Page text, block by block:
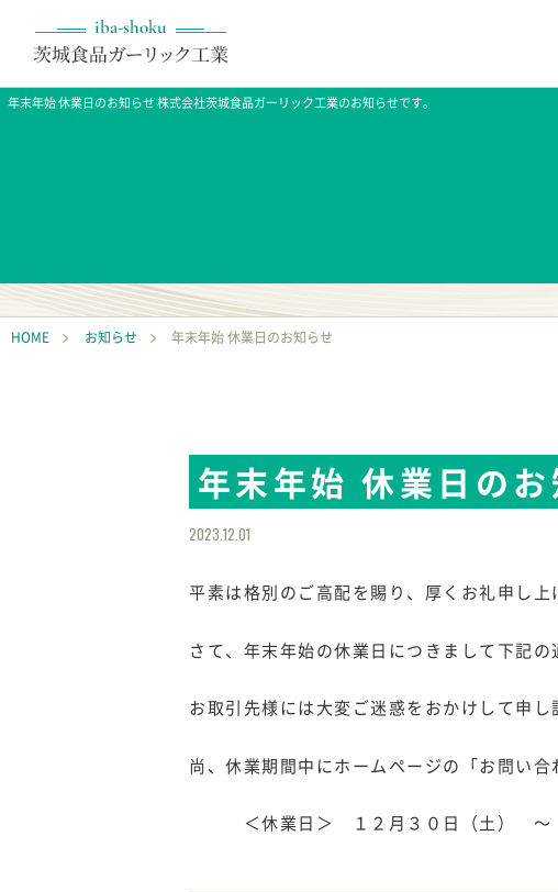
年末年始 休業日のお知らせ 株式会社茨城食品ガーリック工業のお知らせです。
HOME お知らせ 年末年始 休業日のお知らせ
年末年始 休業日のお
2023.12.01
平素は格別のご高配を賜り、厚くお礼申し上
さて、年末年始の休業日につきまして下記の
お取引先様には大変ご迷惑をおかけして申
尚、休業期間中にホームページの「お問い
＜休業日＞ １２月３０日（土） ～